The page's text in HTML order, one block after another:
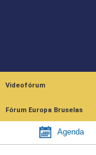
Videofórum
Fórum Europa Bruselas
Agenda